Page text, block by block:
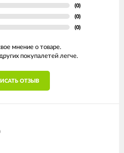
(0)
(0)
(0)
мнение о товаре.
покупалетей легче.
ОТЗЫВ